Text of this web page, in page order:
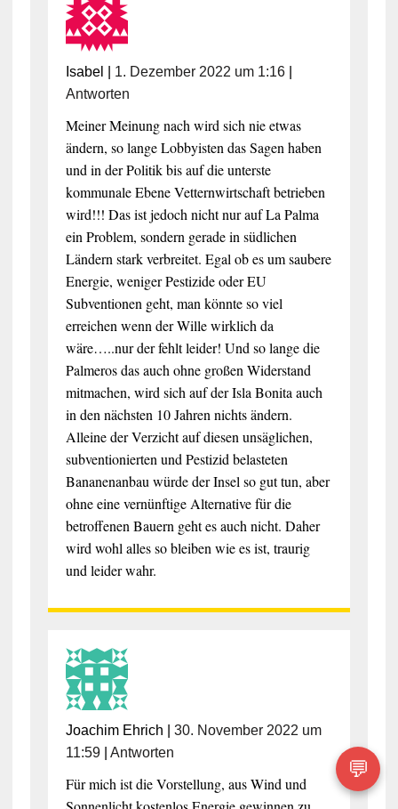
Isabel 1. Dezember 2022 um 1:16|
Antworten
Meiner Meinung nach wird sich nie etwas
ändern, so lange Lobbyisten das Sagen haben
und in der Politik bis auf die unterste
kommunale Ebene Vetternwirtschaft betrieben
wird!!! Das ist jedoch nicht nur auf La Palma
ein Problem, sondern gerade in südlichen
Ländern stark verbreitet. Egal ob es um saubere
Energie, weniger Pestizide oder EU
Subventionen geht, man könnte so viel
erreichen wenn der Wille wirklich da
wäre…..nur der fehlt leider! Und so lange die
Palmeros das auch ohne großen Widerstand
mitmachen, wird sich auf der Isla Bonita auch
in den nächsten 10 Jahren nichts ändern.
Alleine der Verzicht auf diesen unsäglichen,
subventionierten und Pestizid belasteten
Bananenanbau würde der Insel so gut tun, aber
ohne eine vernünftige Alternative für die
betroffenen Bauern geht es auch nicht. Daher
wird wohl alles so bleiben wie es ist, traurig
und leider wahr.
Joachim Ehrich
30. November 2022 um
11:59| Antworten
Für mich ist die Vorstellung, aus Wind und
💬